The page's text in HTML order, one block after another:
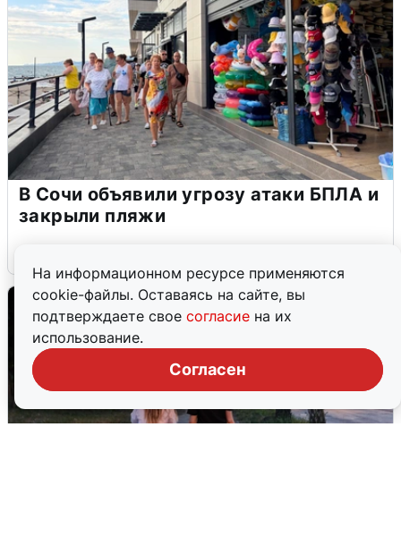
На информационном ресурсе применяются
cookie-файлы. Оставаясь на сайте, вы
подтверждаете свое согласие на их
использование.
Согласен
В Сочи объявили угрозу атаки БПЛА и
закрыли пляжи